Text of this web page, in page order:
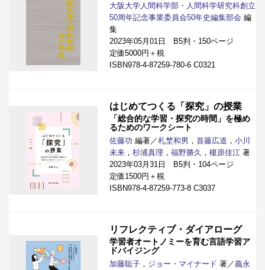
大阪大学人間科学部・人間科学研究科創立
50周年記念事業委員会50年史編集部会 編
集
2023年05月01日 B5判・150ページ
定価5000円＋税
ISBN978-4-87259-780-6 C0321
はじめてつくる「探究」の授業
「総合的な学習・探究の時間」を極め
るためのワークシート
佐藤功 編著／札埜和男 ， 首藤広道 ， 小川
未来 ， 杉浦真理 ， 福野勝久 ， 榎原佳江 著
2023年03月31日 B5判・104ページ
定価1500円＋税
ISBN978-4-87259-773-8 C3037
リフレクティブ・ダイアローグ
学習者オートノミーを育む言語学習ア
ドバイジング
加藤聡子 ， ジョー・マイナード 著／義永